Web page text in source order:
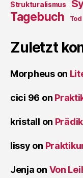
Strukturalismus
Tagebuch Tod
Zuletzt
Morpheuson
cici 96 on
kristall on
lissy on
Jenja on Von